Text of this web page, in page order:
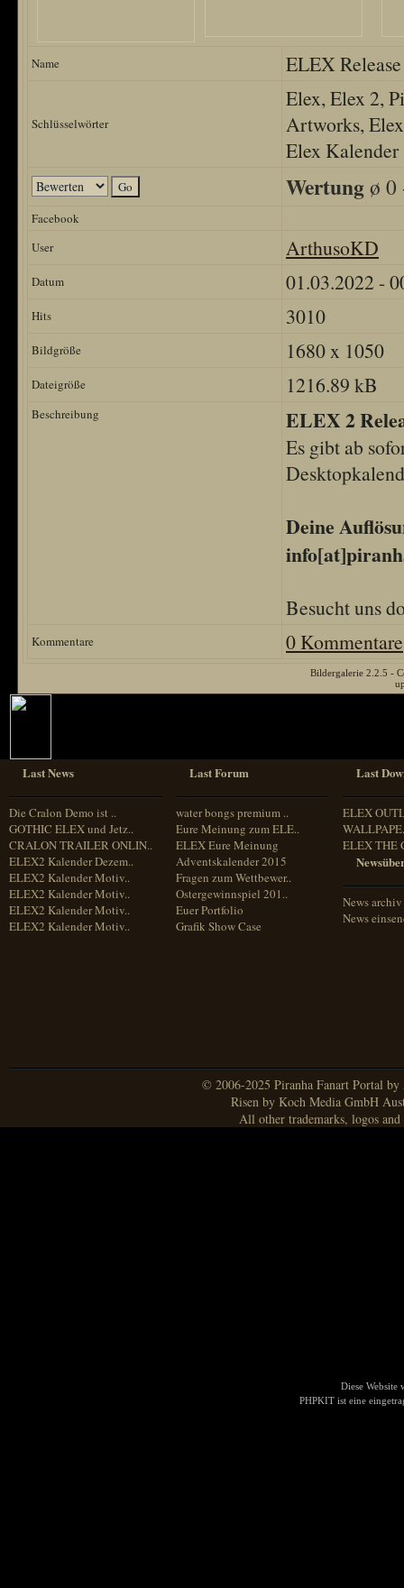
Name ELEX
Schlüsselwörter
Elex, Elex 2,
Artworks,
Elex Kalender
Wertungø 0
Facebook
User
ArthusoKD
Datum 01.03.2022 -
Hits 3010
Bildgröße 1680 x 1050
Dateigröße 1216.89 kB
Beschreibung ELEX 2
Es gibt ab
Deine
Besucht uns
Kommentare 0 Kommentare
Bildergalerie 2.2.5 -
Last News
Die Cralon Demo ist ..
GOTHIC ELEX und Jetz..
CRALON TRAILER ONLIN..
ELEX2 Kalender Dezem..
ELEX2 Kalender Motiv..
ELEX2 Kalender Motiv..
ELEX2 Kalender Motiv..
ELEX2 Kalender Motiv..
Last Forum
water bongs premium ..
Eure Meinung zum ELE..
ELEX Eure Meinung
Adventskalender 2015
Fragen zum Wettbewer..
Ostergewinnspiel 201..
Euer Portfolio
Grafik Show Case
Last
ELEX
ELEX THE
News archiv
News
© 2006-2025 Piranha Fanart Portal
Risen by Koch Media GmbH
All other trademarks, logos
Diese Website
PHPKIT ist eine